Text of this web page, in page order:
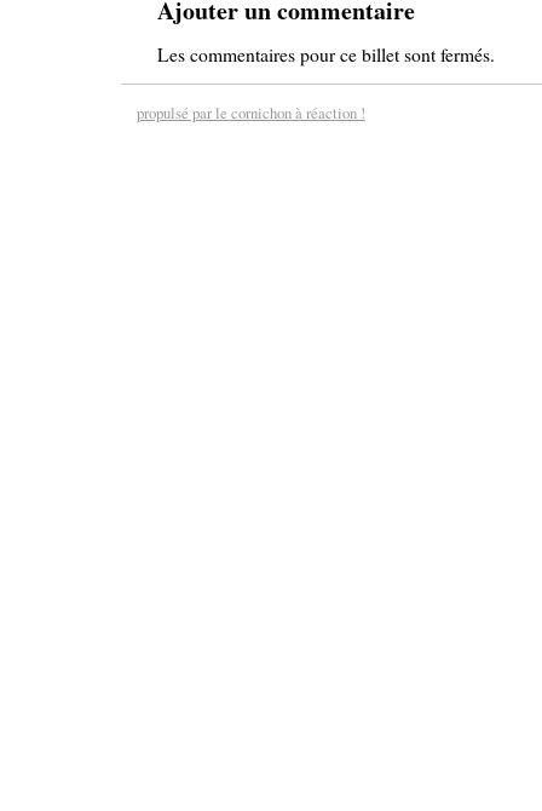
Ajouter un commentaire
Les commentaires pour ce billet sont fermés.
propulsé par le cornichon à réaction !